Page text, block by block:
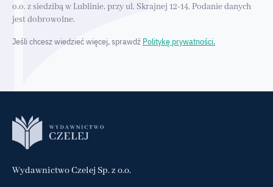
o.o. z siedzibą w Lublinie, przy ul. Skrajnej 12-14. Podanie danych
jest dobrowolne.
Jeśli chcesz wiedzieć więcej, sprawdź Politykę prywatności.
Wydawnictwo Czelej Sp. z o.o.